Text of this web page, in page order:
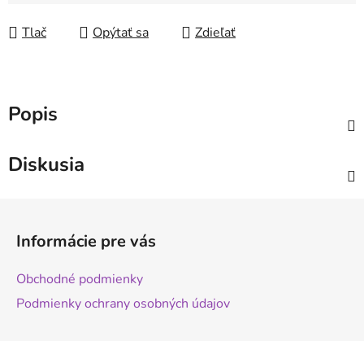
Tlač Opýtať sa Zdieľať
Popis
Diskusia
Informácie pre vás
Obchodné podmienky
Podmienky ochrany osobných údajov